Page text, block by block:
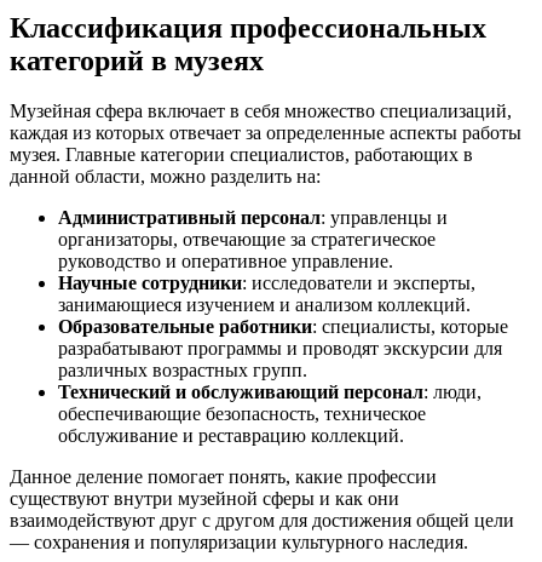
Классификация профессиональных
категорий в музеях
Музейная сфера включает в себя множество специализаций,
каждая из которых отвечает за определенные аспекты работы
музея. Главные категории специалистов, работающих в
данной области, можно разделить на:
Административный персонал: управленцы и
организаторы, отвечающие за стратегическое
руководство и оперативное управление.
Научные сотрудники: исследователи и эксперты,
занимающиеся изучением и анализом коллекций.
Образовательные работники: специалисты, которые
разрабатывают программы и проводят экскурсии для
различных возрастных групп.
Технический и обслуживающий персонал: люди,
обеспечивающие безопасность, техническое
обслуживание и реставрацию коллекций.
Данное деление помогает понять, какие профессии
существуют внутри музейной сферы и как они
взаимодействуют друг с другом для достижения общей цели
— сохранения и популяризации культурного наследия.